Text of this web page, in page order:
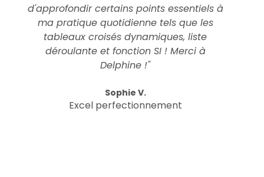
d'approfondir certains points essentiels à
ma pratique quotidienne tels que les
tableaux croisés dynamiques, liste
déroulante et fonction SI ! Merci à
Delphine !"
Sophie V.
Excel perfectionnement